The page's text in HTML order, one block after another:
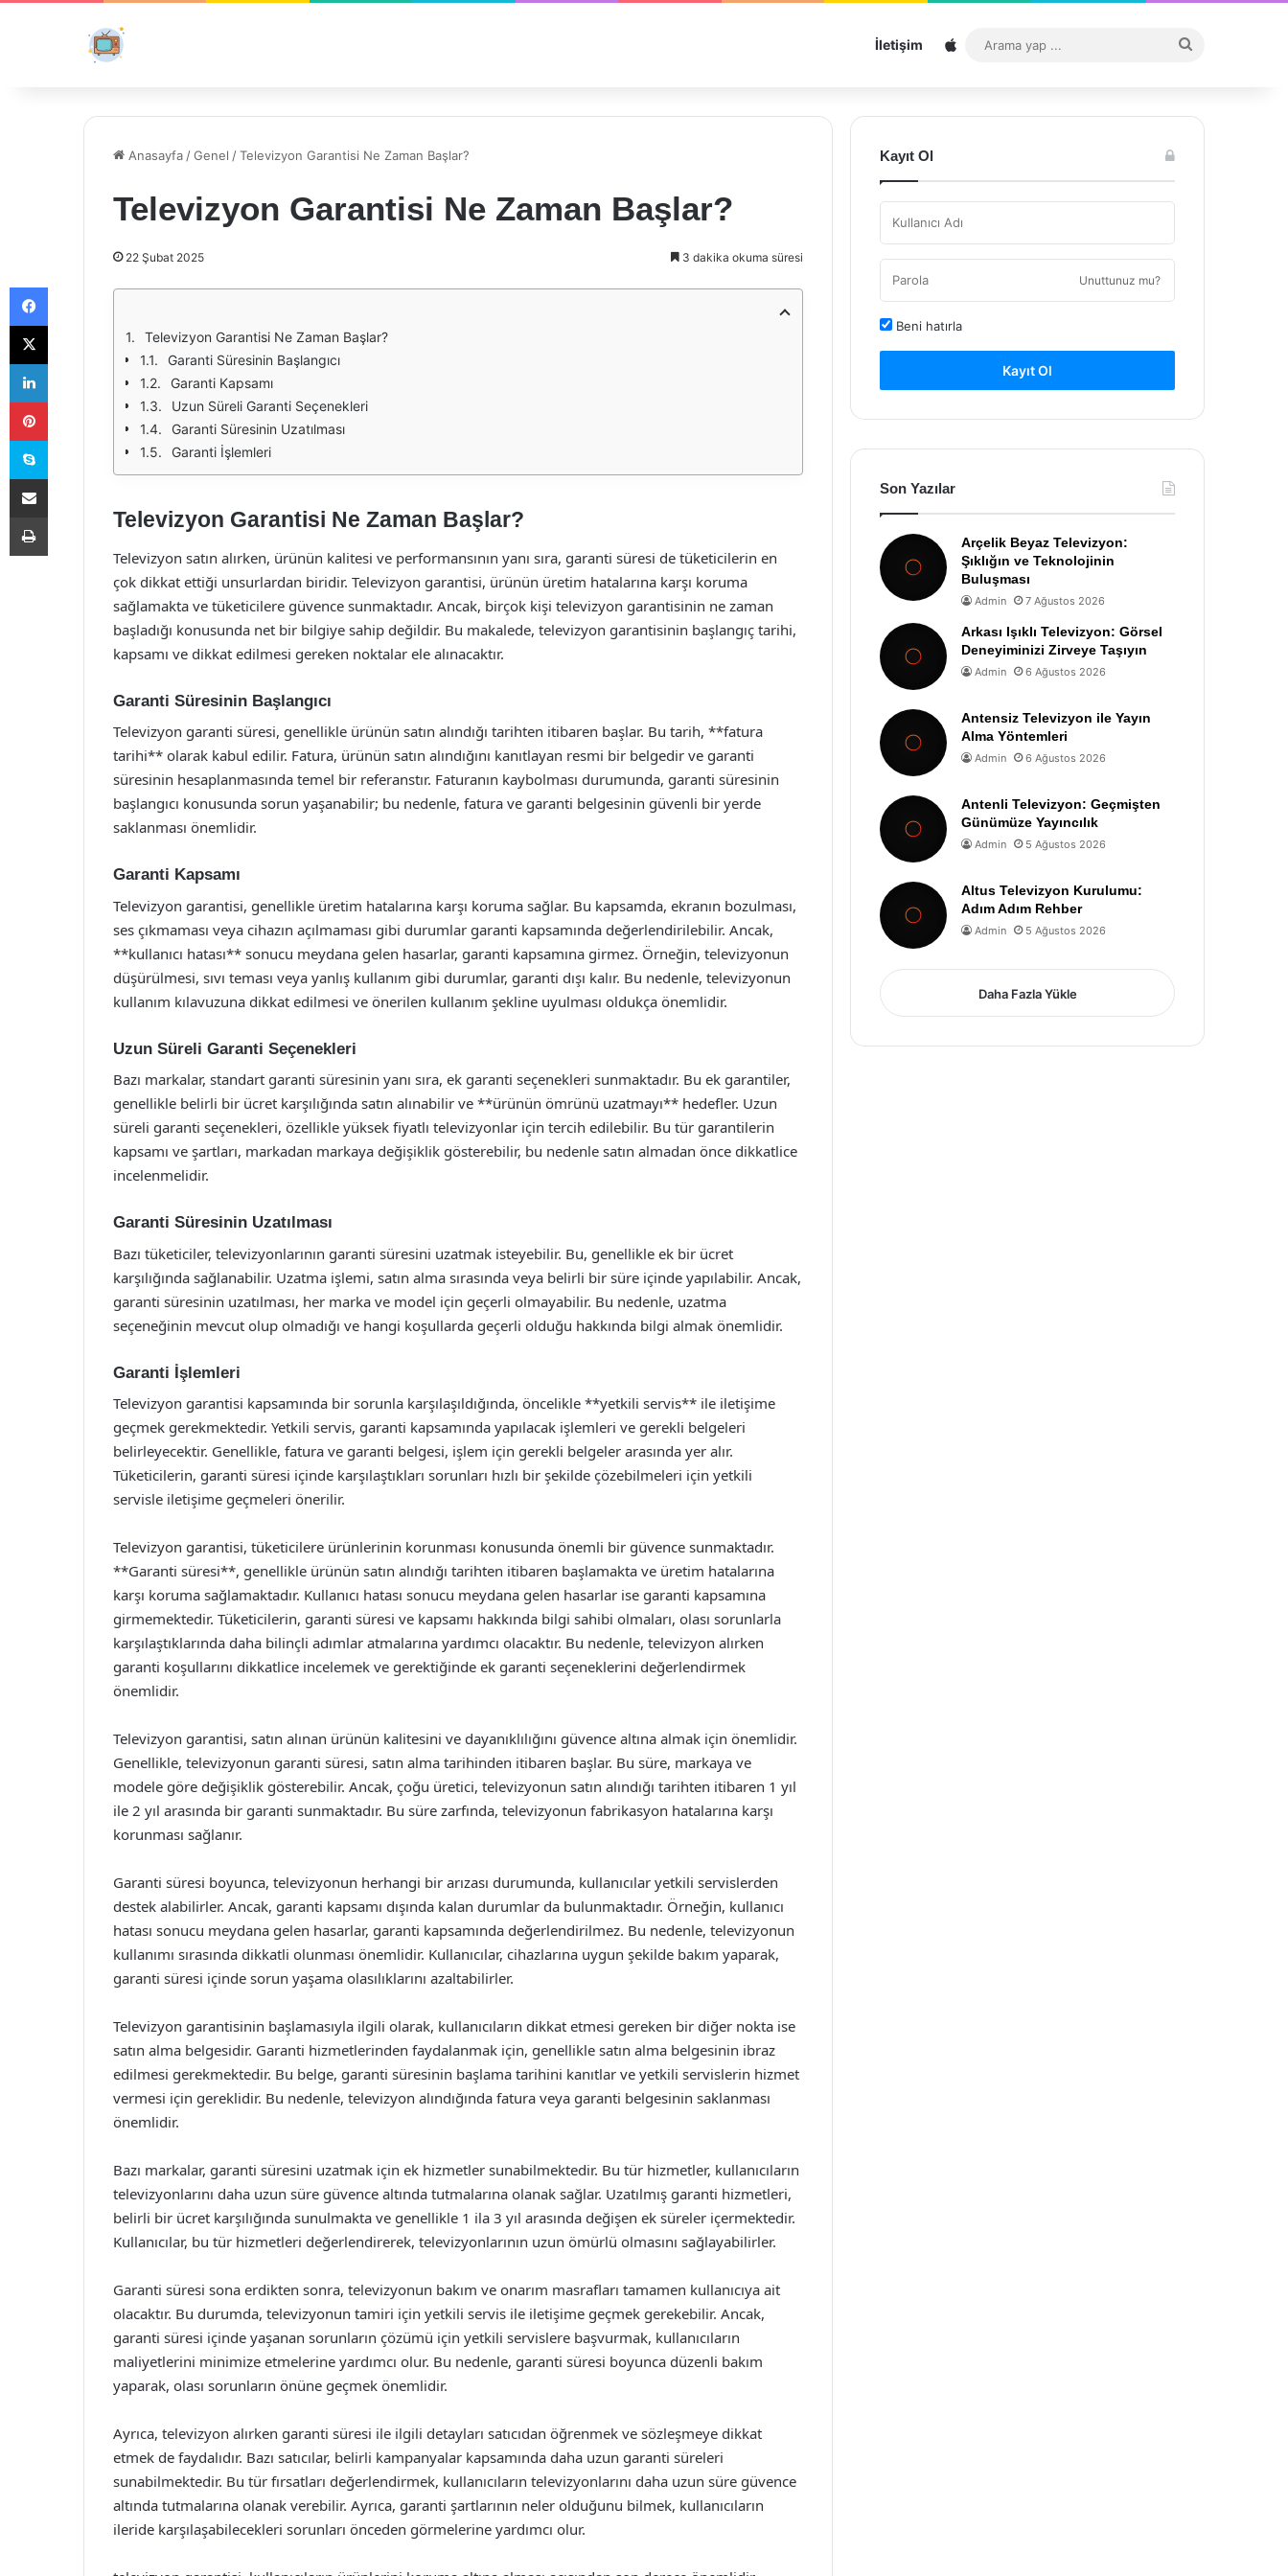
İletişim Sitemap
...
Anasayfa /Genel /Televizyon Garantisi Ne Zaman Başlar?
Televizyon Garantisi Ne Zaman Başlar?
22 Şubat 2025 3 dakika okuma süresi
Televizyon Garantisi Ne Zaman Başlar?
Garanti Süresinin Başlangıcı
Garanti Kapsamı
Uzun Süreli Garanti Seçenekleri
Garanti Süresinin Uzatılması
Garanti İşlemleri
Televizyon Garantisi Ne Zaman Başlar?
Televizyon satın alırken, ürünün kalitesi ve performansının yanı sıra, garanti süresi de tüketicilerin en
çok dikkat ettiği unsurlardan biridir. Televizyon garantisi, ürünün üretim hatalarına karşı koruma
sağlamakta ve tüketicilere güvence sunmaktadır. Ancak, birçok kişi televizyon garantisinin ne zaman
başladığı konusunda net bir bilgiye sahip değildir. Bu makalede, televizyon garantisinin başlangıç tarihi,
kapsamı ve dikkat edilmesi gereken noktalar ele alınacaktır.
Garanti Süresinin Başlangıcı
Televizyon garanti süresi, genellikle ürünün satın alındığı tarihten itibaren başlar. Bu tarih, **fatura
tarihi** olarak kabul edilir. Fatura, ürünün satın alındığını kanıtlayan resmi bir belgedir ve garanti
süresinin hesaplanmasında temel bir referanstır. Faturanın kaybolması durumunda, garanti süresinin
başlangıcı konusunda sorun yaşanabilir; bu nedenle, fatura ve garanti belgesinin güvenli bir yerde
saklanması önemlidir.
Garanti Kapsamı
Televizyon garantisi, genellikle üretim hatalarına karşı koruma sağlar. Bu kapsamda, ekranın bozulması,
ses çıkmaması veya cihazın açılmaması gibi durumlar garanti kapsamında değerlendirilebilir. Ancak,
**kullanıcı hatası** sonucu meydana gelen hasarlar, garanti kapsamına girmez. Örneğin, televizyonun
düşürülmesi, sıvı teması veya yanlış kullanım gibi durumlar, garanti dışı kalır. Bu nedenle, televizyonun
kullanım kılavuzuna dikkat edilmesi ve önerilen kullanım şekline uyulması oldukça önemlidir.
Uzun Süreli Garanti Seçenekleri
Bazı markalar, standart garanti süresinin yanı sıra, ek garanti seçenekleri sunmaktadır. Bu ek garantiler,
genellikle belirli bir ücret karşılığında satın alınabilir ve **ürünün ömrünü uzatmayı** hedefler. Uzun
süreli garanti seçenekleri, özellikle yüksek fiyatlı televizyonlar için tercih edilebilir. Bu tür garantilerin
kapsamı ve şartları, markadan markaya değişiklik gösterebilir, bu nedenle satın almadan önce dikkatlice
incelenmelidir.
Garanti Süresinin Uzatılması
Bazı tüketiciler, televizyonlarının garanti süresini uzatmak isteyebilir. Bu, genellikle ek bir ücret
karşılığında sağlanabilir. Uzatma işlemi, satın alma sırasında veya belirli bir süre içinde yapılabilir. Ancak,
garanti süresinin uzatılması, her marka ve model için geçerli olmayabilir. Bu nedenle, uzatma
seçeneğinin mevcut olup olmadığı ve hangi koşullarda geçerli olduğu hakkında bilgi almak önemlidir.
Garanti İşlemleri
Televizyon garantisi kapsamında bir sorunla karşılaşıldığında, öncelikle **yetkili servis** ile iletişime
geçmek gerekmektedir. Yetkili servis, garanti kapsamında yapılacak işlemleri ve gerekli belgeleri
belirleyecektir. Genellikle, fatura ve garanti belgesi, işlem için gerekli belgeler arasında yer alır.
Tüketicilerin, garanti süresi içinde karşılaştıkları sorunları hızlı bir şekilde çözebilmeleri için yetkili
servisle iletişime geçmeleri önerilir.
Televizyon garantisi, tüketicilere ürünlerinin korunması konusunda önemli bir güvence sunmaktadır.
**Garanti süresi**, genellikle ürünün satın alındığı tarihten itibaren başlamakta ve üretim hatalarına
karşı koruma sağlamaktadır. Kullanıcı hatası sonucu meydana gelen hasarlar ise garanti kapsamına
girmemektedir. Tüketicilerin, garanti süresi ve kapsamı hakkında bilgi sahibi olmaları, olası sorunlarla
karşılaştıklarında daha bilinçli adımlar atmalarına yardımcı olacaktır. Bu nedenle, televizyon alırken
garanti koşullarını dikkatlice incelemek ve gerektiğinde ek garanti seçeneklerini değerlendirmek
önemlidir.
Televizyon garantisi, satın alınan ürünün kalitesini ve dayanıklılığını güvence altına almak için önemlidir.
Genellikle, televizyonun garanti süresi, satın alma tarihinden itibaren başlar. Bu süre, markaya ve
modele göre değişiklik gösterebilir. Ancak, çoğu üretici, televizyonun satın alındığı tarihten itibaren 1 yıl
ile 2 yıl arasında bir garanti sunmaktadır. Bu süre zarfında, televizyonun fabrikasyon hatalarına karşı
korunması sağlanır.
Garanti süresi boyunca, televizyonun herhangi bir arızası durumunda, kullanıcılar yetkili servislerden
destek alabilirler. Ancak, garanti kapsamı dışında kalan durumlar da bulunmaktadır. Örneğin, kullanıcı
hatası sonucu meydana gelen hasarlar, garanti kapsamında değerlendirilmez. Bu nedenle, televizyonun
kullanımı sırasında dikkatli olunması önemlidir. Kullanıcılar, cihazlarına uygun şekilde bakım yaparak,
garanti süresi içinde sorun yaşama olasılıklarını azaltabilirler.
Televizyon garantisinin başlamasıyla ilgili olarak, kullanıcıların dikkat etmesi gereken bir diğer nokta ise
satın alma belgesidir. Garanti hizmetlerinden faydalanmak için, genellikle satın alma belgesinin ibraz
edilmesi gerekmektedir. Bu belge, garanti süresinin başlama tarihini kanıtlar ve yetkili servislerin hizmet
vermesi için gereklidir. Bu nedenle, televizyon alındığında fatura veya garanti belgesinin saklanması
önemlidir.
Bazı markalar, garanti süresini uzatmak için ek hizmetler sunabilmektedir. Bu tür hizmetler, kullanıcıların
televizyonlarını daha uzun süre güvence altında tutmalarına olanak sağlar. Uzatılmış garanti hizmetleri,
belirli bir ücret karşılığında sunulmakta ve genellikle 1 ila 3 yıl arasında değişen ek süreler içermektedir.
Kullanıcılar, bu tür hizmetleri değerlendirerek, televizyonlarının uzun ömürlü olmasını sağlayabilirler.
Garanti süresi sona erdikten sonra, televizyonun bakım ve onarım masrafları tamamen kullanıcıya ait
olacaktır. Bu durumda, televizyonun tamiri için yetkili servis ile iletişime geçmek gerekebilir. Ancak,
garanti süresi içinde yaşanan sorunların çözümü için yetkili servislere başvurmak, kullanıcıların
maliyetlerini minimize etmelerine yardımcı olur. Bu nedenle, garanti süresi boyunca düzenli bakım
yaparak, olası sorunların önüne geçmek önemlidir.
Ayrıca, televizyon alırken garanti süresi ile ilgili detayları satıcıdan öğrenmek ve sözleşmeye dikkat
etmek de faydalıdır. Bazı satıcılar, belirli kampanyalar kapsamında daha uzun garanti süreleri
sunabilmektedir. Bu tür fırsatları değerlendirmek, kullanıcıların televizyonlarını daha uzun süre güvence
altında tutmalarına olanak verebilir. Ayrıca, garanti şartlarının neler olduğunu bilmek, kullanıcıların
ileride karşılaşabilecekleri sorunları önceden görmelerine yardımcı olur.
Kayıt Ol
Unuttunuz mu?
Beni hatırla
Kayıt Ol
Son Yazılar
Arçelik Beyaz Televizyon:
Şıklığın ve Teknolojinin
Buluşması
Admin 7 Ağustos 2026
Arkası Işıklı Televizyon: Görsel
Deneyiminizi Zirveye Taşıyın
Admin 6 Ağustos 2026
Antensiz Televizyon ile Yayın
Alma Yöntemleri
Admin 6 Ağustos 2026
Antenli Televizyon: Geçmişten
Günümüze Yayıncılık
Admin 5 Ağustos 2026
Altus Televizyon Kurulumu:
Adım Adım Rehber
Admin 5 Ağustos 2026
Daha Fazla Yükle
Facebook
X
LinkedIn
Pinterest
Skype
E-Posta ile paylaş